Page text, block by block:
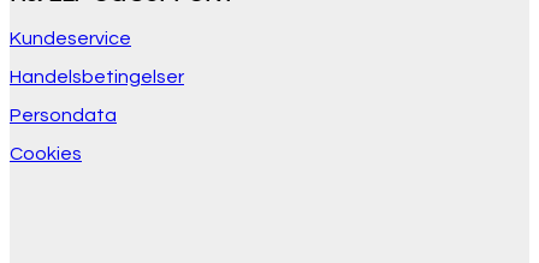
Kundeservice
Handelsbetingelser
Persondata
Cookies